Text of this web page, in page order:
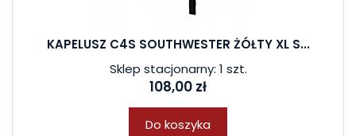
KAPELUSZ C4S SOUTHWESTER ŻÓŁTY XL S...
Sklep stacjonarny: 1 szt.
108,00 zł
Do koszyka
W ostatnich 7 dniach produktem interesują się